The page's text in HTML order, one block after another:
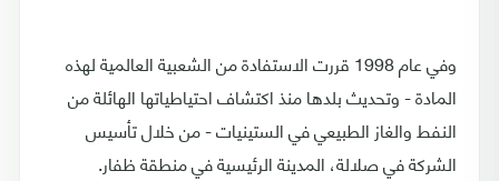
وفي عام 1998 قررت الاستفادة من الشعبية العالمية لهذه
المادة - وتحديث بلدها منذ اكتشاف احتياطياتها الهائلة من
النفط والغاز الطبيعي في الستينيات - من خلال تأسيس
الشركة في صلالة، المدينة الرئيسية في منطقة ظفار.